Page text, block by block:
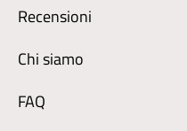
Recensioni
Chi siamo
FAQ